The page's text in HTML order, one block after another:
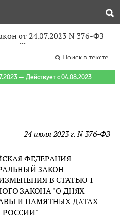
от 24.07.2023 N 376-ФЗ
Поиск в тексте
— Действует с 04.08.2023
24 июля 2023 г. N 376-ФЗ
ФЕДЕРАЦИЯ
ЗАКОН
В СТАТЬЮ 1
ЗАКОНА "О ДНЯХ
И ПАМЯТНЫХ ДАТАХ
РОССИИ"